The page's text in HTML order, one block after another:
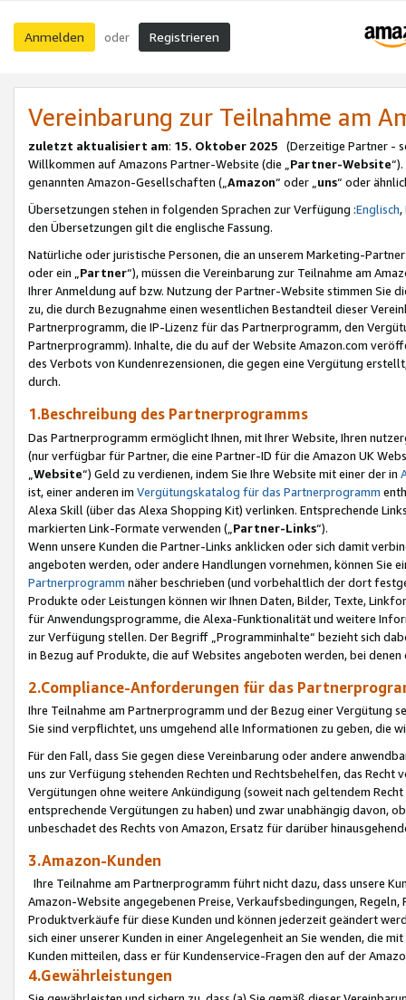
Anmelden oder Registrieren
Vereinbarung zur Teilnahme am
zuletzt aktualisiert am: 15. Oktober 2025 (Derzeitige Partner -
Willkommen auf Amazons Partner-Website (die „Partner-Website
genannten Amazon-Gesellschaften („Amazon“ oder „uns“ oder
Übersetzungen stehen in folgenden Sprachen zur Verfügung :Englisch,
den Übersetzungen gilt die englische Fassung.
Natürliche oder juristische Personen, die an unserem Marketing-
oder ein „Partner“), müssen die Vereinbarung zur Teilnahme am
Ihrer Anmeldung auf bzw. Nutzung der Partner-Website stimmen Sie
zu, die durch Bezugnahme einen wesentlichen Bestandteil dieser
Partnerprogramm, die IP-Lizenz für das Partnerprogramm, den
Partnerprogramm). Inhalte, die du auf der Website Amazon.com
des Verbots von Kundenrezensionen, die gegen eine Vergütung
durch.
1.Beschreibung des Partnerprogramms
Das Partnerprogramm ermöglicht Ihnen, mit Ihrer Website, Ihren
(nur verfügbar für Partner, die eine Partner-ID für die Amazon UK
Website“) Geld zu verdienen, indem Sie Ihre Website mit einer der in
ist, einer anderen im Vergütungskatalog für das Partnerprogramm
Alexa Skill (über das Alexa Shopping Kit) verlinken. Entsprechende
markierten Link-Formate verwenden („ Partner-Links“).
Wenn unsere Kunden die Partner-Links anklicken oder sich damit
angeboten werden, oder andere Handlungen vornehmen, können Sie
Partnerprogramm näher beschrieben (und vorbehaltlich der dort
Produkte oder Leistungen können wir Ihnen Daten, Bilder, Texte,
für Anwendungsprogramme, die Alexa-Funktionalität und weitere
zur Verfügung stellen. Der Begriff „Programminhalte“ bezieht sich
in Bezug auf Produkte, die auf Websites angeboten werden, bei
2.Compliance-Anforderungen für das
Ihre Teilnahme am Partnerprogramm und der Bezug einer Vergütung
Sie sind verpflichtet, uns umgehend alle Informationen zu geben, die
Für den Fall, dass Sie gegen diese Vereinbarung oder andere
uns zur Verfügung stehenden Rechten und Rechtsbehelfen, das
Vergütungen ohne weitere Ankündigung (soweit nach geltendem
entsprechende Vergütungen zu haben) und zwar unabhängig davon,
unbeschadet des Rechts von Amazon, Ersatz für darüber
3.Amazon-Kunden
Ihre Teilnahme am Partnerprogramm führt nicht dazu, dass unsere
Amazon-Website angegebenen Preise, Verkaufsbedingungen,
Produktverkäufe für diese Kunden und können jederzeit geändert
sich einer unserer Kunden in einer Angelegenheit an Sie wenden, die
Kunden mitteilen, dass er für Kundenservice-Fragen den auf der
4.Gewährleistungen